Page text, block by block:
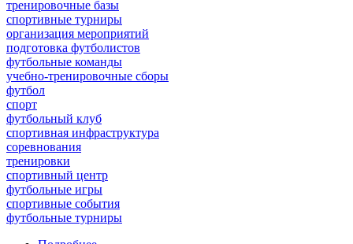
тренировочные базы
спортивные турниры
организация мероприятий
подготовка футболистов
футбольные команды
учебно-тренировочные сборы
футбол
спорт
футбольный клуб
спортивная инфраструктура
соревнования
тренировки
спортивный центр
футбольные игры
спортивные события
футбольные турниры